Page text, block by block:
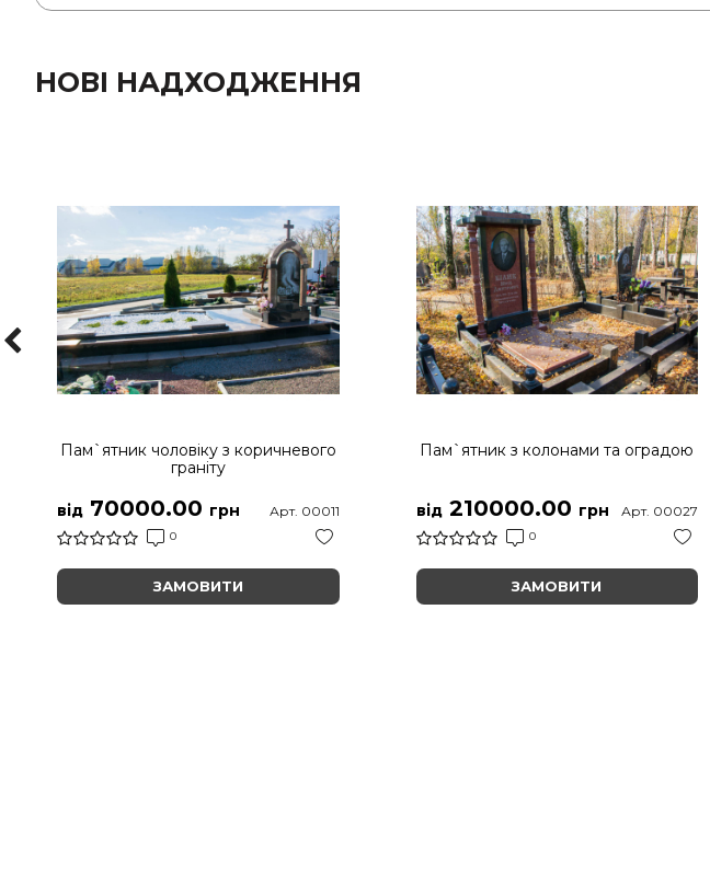
НОВІ НАДХОДЖЕННЯ
Пам`ятник чоловіку з коричневого
граніту
від 70000.00 грн
0
Арт. 00011
ЗАМОВИТИ
Пам`ятник з колонами та оградою
від210000.00 грн
0
Арт. 00027
ЗАМОВИТИ